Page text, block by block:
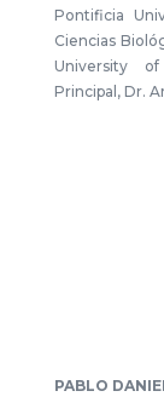
Pontificia
Ciencias
University
Principal, Dr.
PABLO